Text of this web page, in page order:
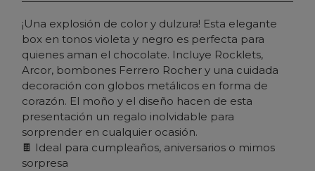
¡Una explosión de color y dulzura! Esta elegante
box en tonos violeta y negro es perfecta para
quienes aman el chocolate. Incluye Rocklets,
Arcor, bombones Ferrero Rocher y una cuidada
decoración con globos metálicos en forma de
corazón. El moño y el diseño hacen de esta
presentación un regalo inolvidable para
sorprender en cualquier ocasión.
🍫 Ideal para cumpleaños, aniversarios o mimos
sorpresa